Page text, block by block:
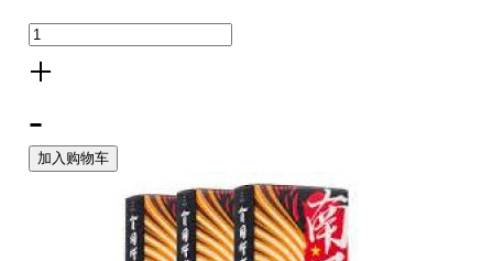
+
-
加入购物车